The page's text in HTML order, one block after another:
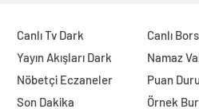
Canlı Tv Dark
Yayın Akışları Dark
Nöbetçi Eczaneler
Son Dakika
Canlı
Namaz
Puan
Örnek